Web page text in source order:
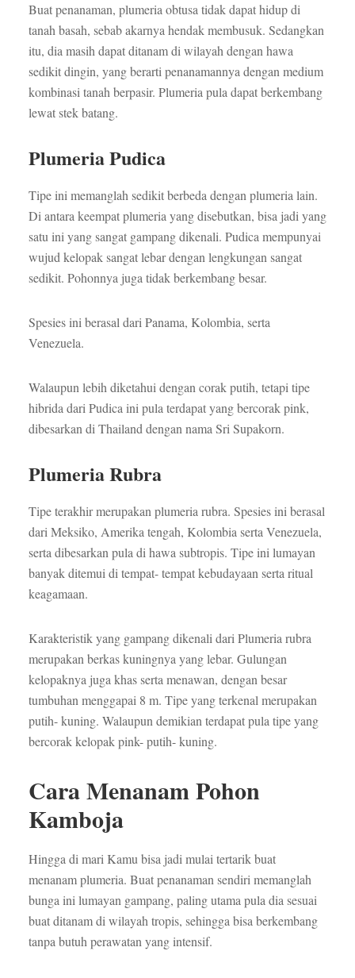
Buat penanaman, plumeria obtusa tidak dapat hidup di
tanah basah, sebab akarnya hendak membusuk. Sedangkan
itu, dia masih dapat ditanam di wilayah dengan hawa
sedikit dingin, yang berarti penanamannya dengan medium
kombinasi tanah berpasir. Plumeria pula dapat berkembang
lewat stek batang.
Plumeria Pudica
Tipe ini memanglah sedikit berbeda dengan plumeria lain.
Di antara keempat plumeria yang disebutkan, bisa jadi yang
satu ini yang sangat gampang dikenali. Pudica mempunyai
wujud kelopak sangat lebar dengan lengkungan sangat
sedikit. Pohonnya juga tidak berkembang besar.
Spesies ini berasal dari Panama, Kolombia, serta
Venezuela.
Walaupun lebih diketahui dengan corak putih, tetapi tipe
hibrida dari Pudica ini pula terdapat yang bercorak pink,
dibesarkan di Thailand dengan nama Sri Supakorn.
Plumeria Rubra
Tipe terakhir merupakan plumeria rubra. Spesies ini berasal
dari Meksiko, Amerika tengah, Kolombia serta Venezuela,
serta dibesarkan pula di hawa subtropis. Tipe ini lumayan
banyak ditemui di tempat- tempat kebudayaan serta ritual
keagamaan.
Karakteristik yang gampang dikenali dari Plumeria rubra
merupakan berkas kuningnya yang lebar. Gulungan
kelopaknya juga khas serta menawan, dengan besar
tumbuhan menggapai 8 m. Tipe yang terkenal merupakan
putih- kuning. Walaupun demikian terdapat pula tipe yang
bercorak kelopak pink- putih- kuning.
Cara Menanam Pohon
Kamboja
Hingga di mari Kamu bisa jadi mulai tertarik buat
menanam plumeria. Buat penanaman sendiri memanglah
bunga ini lumayan gampang, paling utama pula dia sesuai
buat ditanam di wilayah tropis, sehingga bisa berkembang
tanpa butuh perawatan yang intensif.